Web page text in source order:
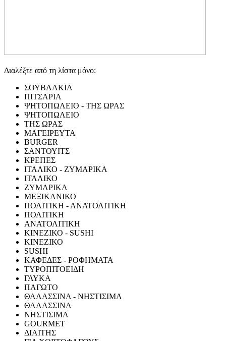
Διαλέξτε από τη λίστα μόνο:
ΣΟΥΒΛΑΚΙΑ
ΠΙΤΣΑΡΙΑ
ΨΗΤΟΠΩΛΕΙΟ - ΤΗΣ ΩΡΑΣ
ΨΗΤΟΠΩΛΕΙΟ
ΤΗΣ ΩΡΑΣ
ΜΑΓΕΙΡΕΥΤΑ
BURGER
ΣΑΝΤΟΥΙΤΣ
ΚΡΕΠΕΣ
ΙΤΑΛΙΚΟ - ΖΥΜΑΡΙΚΑ
ΙΤΑΛΙΚΟ
ΖΥΜΑΡΙΚΑ
ΜΕΞΙΚΑΝΙΚΟ
ΠΟΛΙΤΙΚΗ - ΑΝΑΤΟΛΙΤΙΚΗ
ΠΟΛΙΤΙΚΗ
ΑΝΑΤΟΛΙΤΙΚΗ
ΚΙΝΕΖΙΚΟ - SUSHI
ΚΙΝΕΖΙΚΟ
SUSHI
ΚΑΦΕΔΕΣ - ΡΟΦΗΜΑΤΑ
ΤΥΡΟΠΙΤΟΕΙΔΗ
ΓΛΥΚΑ
ΠΑΓΩΤΟ
ΘΑΛΑΣΣΙΝΑ - ΝΗΣΤΙΣΙΜΑ
ΘΑΛΑΣΣΙΝΑ
ΝΗΣΤΙΣΙΜΑ
GOURMET
ΔΙΑΙΤΗΣ